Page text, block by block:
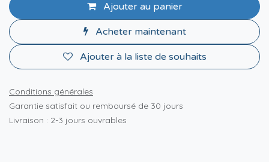
Ajouter au panier
Acheter maintenant
Ajouter à la liste de souhaits
Conditions générales
Garantie satisfait ou remboursé de 30 jours
Livraison : 2-3 jours ouvrables